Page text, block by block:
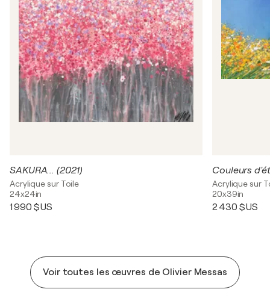
SAKURA... (2021)
Acrylique sur Toile
24x24in
1 990 $US
Couleurs
Acrylique sur
20x39in
2 430 $US
Voir toutes les œuvres de Olivier Messas